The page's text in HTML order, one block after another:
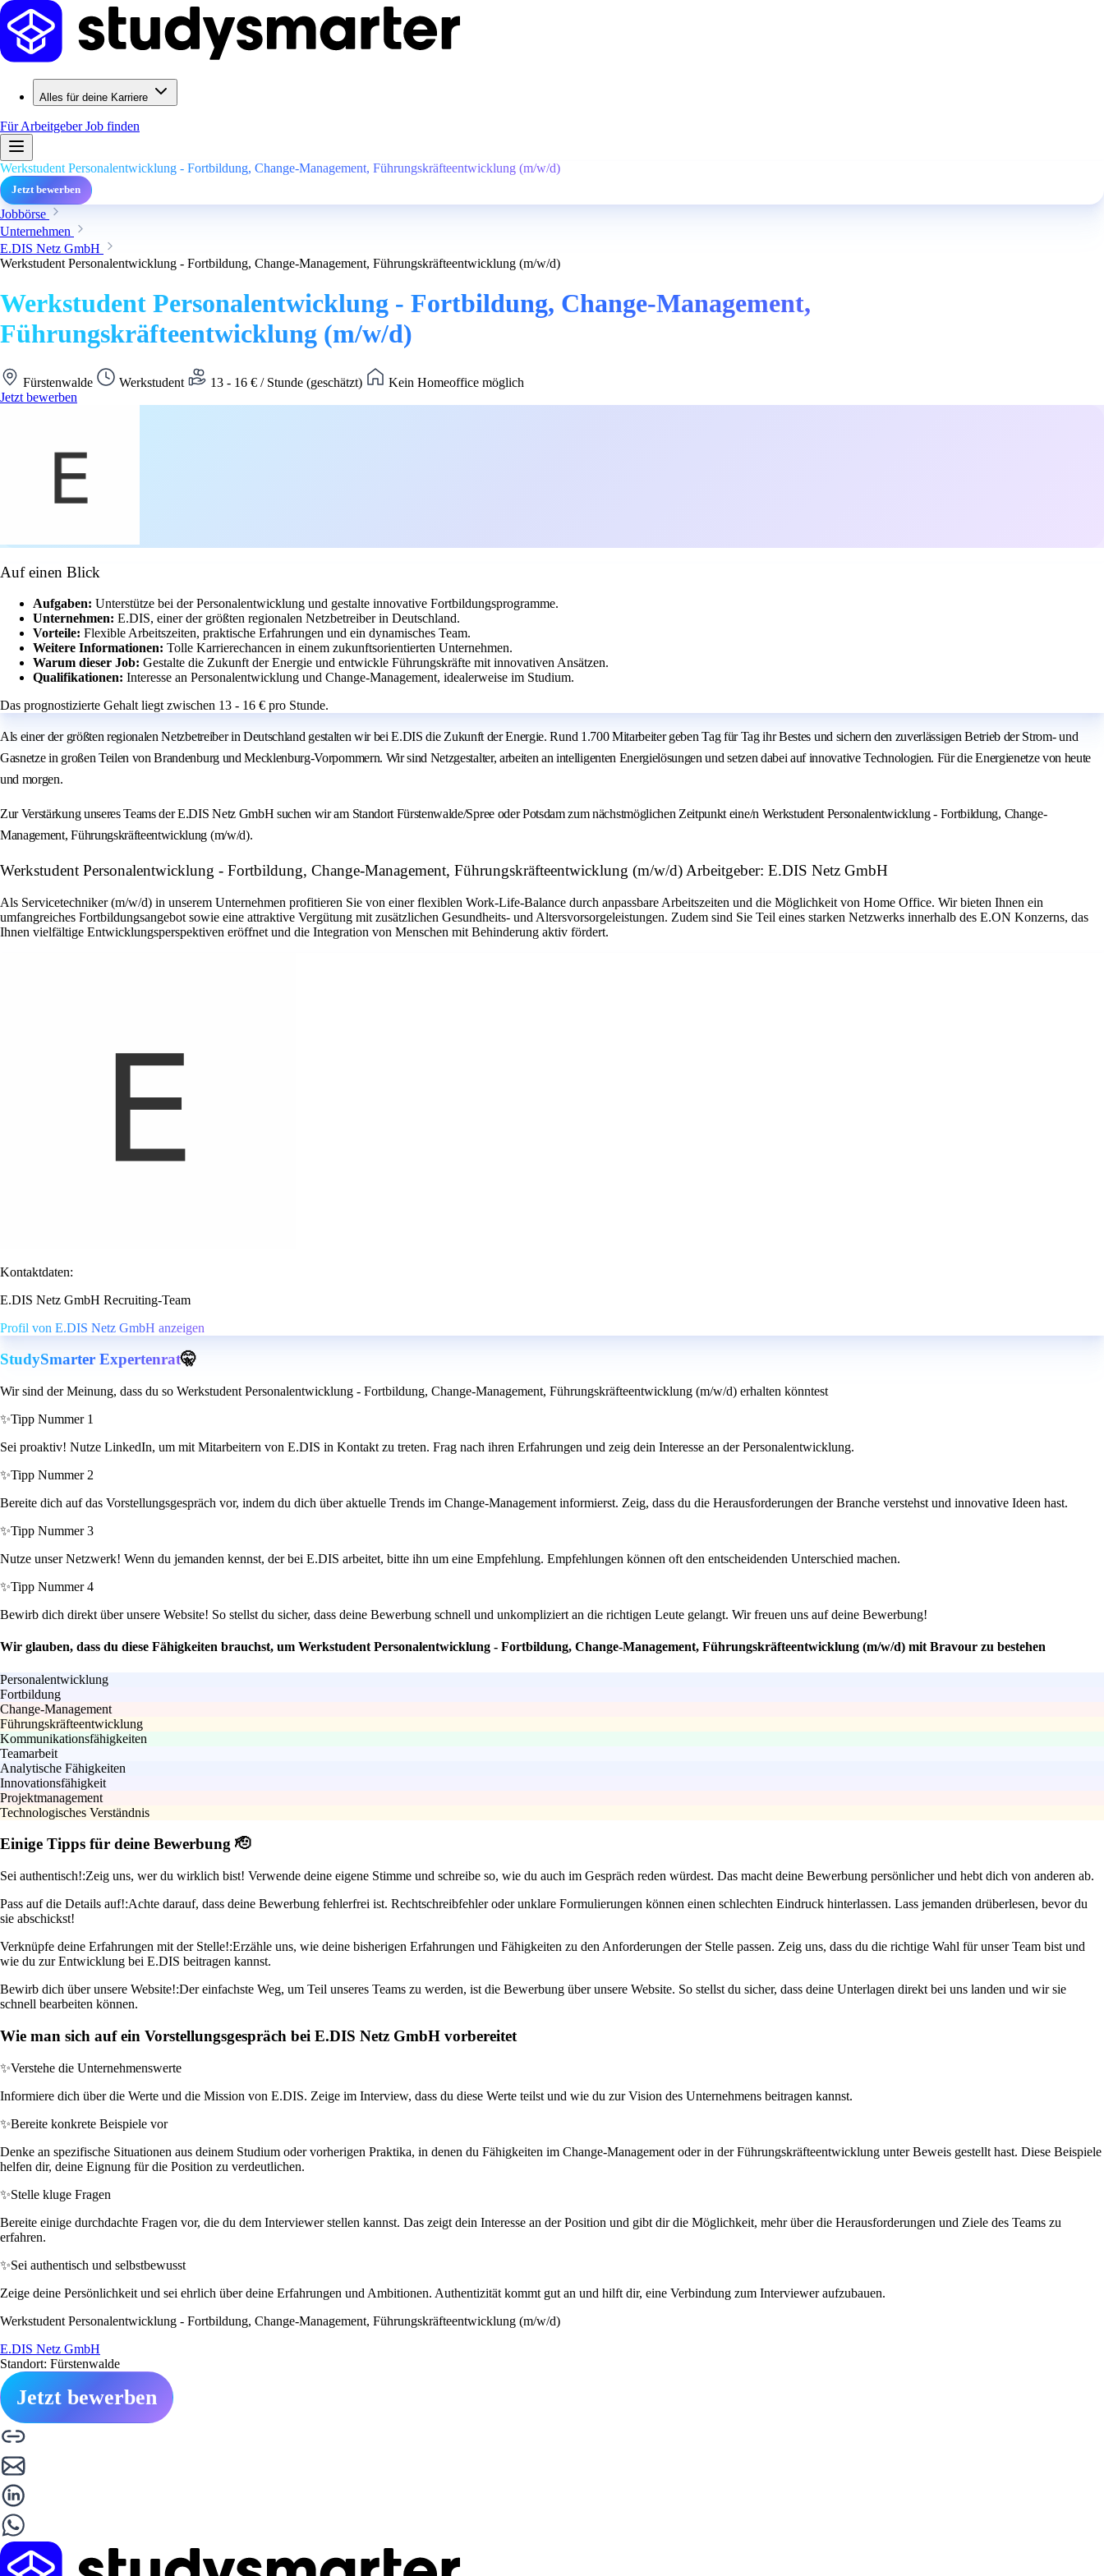
Alles für deine Karriere
Für ArbeitgeberJob finden
Werkstudent Personalentwicklung - Fortbildung, Change-Management, Führungskräfteentwicklung (m/w/d)
Jetzt bewerben
Jobbörse
Unternehmen
E.DIS Netz GmbH
Werkstudent Personalentwicklung - Fortbildung, Change-Management, Führungskräfteentwicklung (m/w/d)
Werkstudent Personalentwicklung - Fortbildung, Change-Management,
Führungskräfteentwicklung (m/w/d)
Fürstenwalde Werkstudent 13 - 16 € / Stunde (geschätzt)
Kein Homeoffice möglich
Jetzt bewerben
Auf einen Blick
Aufgaben: Unterstütze bei der Personalentwicklung und gestalte innovative Fortbildungsprogramme.
Unternehmen: E.DIS, einer der größten regionalen Netzbetreiber in Deutschland.
Vorteile: Flexible Arbeitszeiten, praktische Erfahrungen und ein dynamisches Team.
Weitere Informationen: Tolle Karrierechancen in einem zukunftsorientierten Unternehmen.
Warum dieser Job: Gestalte die Zukunft der Energie und entwickle Führungskräfte mit innovativen Ansätzen.
Qualifikationen: Interesse an Personalentwicklung und Change-Management, idealerweise im Studium.
Das prognostizierte Gehalt liegt zwischen 13 - 16 € pro Stunde.
Als einer der größten regionalen Netzbetreiber in Deutschland gestalten wir bei E.DIS die Zukunft der Energie. Rund 1.700 Mitarbeiter geben Tag für Tag ihr Bestes und sichern den zuverlässigen Betrieb der Strom- und
Gasnetze in großen Teilen von Brandenburg und Mecklenburg-Vorpommern. Wir sind Netzgestalter, arbeiten an intelligenten Energielösungen und setzen dabei auf innovative Technologien. Für die Energienetze von heute
und morgen.
Zur Verstärkung unseres Teams der E.DIS Netz GmbH suchen wir am Standort Fürstenwalde/Spree oder Potsdam zum nächstmöglichen Zeitpunkt eine/n Werkstudent Personalentwicklung - Fortbildung, Change-
Management, Führungskräfteentwicklung (m/w/d).
Werkstudent Personalentwicklung - Fortbildung, Change-Management, Führungskräfteentwicklung (m/w/d) Arbeitgeber: E.DIS Netz GmbH
Als Servicetechniker (m/w/d) in unserem Unternehmen profitieren Sie von einer flexiblen Work-Life-Balance durch anpassbare Arbeitszeiten und die Möglichkeit von Home Office. Wir bieten Ihnen ein
umfangreiches Fortbildungsangebot sowie eine attraktive Vergütung mit zusätzlichen Gesundheits- und Altersvorsorgeleistungen. Zudem sind Sie Teil eines starken Netzwerks innerhalb des E.ON Konzerns, das
Ihnen vielfältige Entwicklungsperspektiven eröffnet und die Integration von Menschen mit Behinderung aktiv fördert.
Kontaktdaten:
E.DIS Netz GmbH Recruiting-Team
Profil von E.DIS Netz GmbH anzeigen
StudySmarter Expertenrat🤫
Wir sind der Meinung, dass du so Werkstudent Personalentwicklung - Fortbildung, Change-Management, Führungskräfteentwicklung (m/w/d) erhalten könntest
✨Tipp Nummer 1
Sei proaktiv! Nutze LinkedIn, um mit Mitarbeitern von E.DIS in Kontakt zu treten. Frag nach ihren Erfahrungen und zeig dein Interesse an der Personalentwicklung.
✨Tipp Nummer 2
Bereite dich auf das Vorstellungsgespräch vor, indem du dich über aktuelle Trends im Change-Management informierst. Zeig, dass du die Herausforderungen der Branche verstehst und innovative Ideen hast.
✨Tipp Nummer 3
Nutze unser Netzwerk! Wenn du jemanden kennst, der bei E.DIS arbeitet, bitte ihn um eine Empfehlung. Empfehlungen können oft den entscheidenden Unterschied machen.
✨Tipp Nummer 4
Bewirb dich direkt über unsere Website! So stellst du sicher, dass deine Bewerbung schnell und unkompliziert an die richtigen Leute gelangt. Wir freuen uns auf deine Bewerbung!
Wir glauben, dass du diese Fähigkeiten brauchst, um Werkstudent Personalentwicklung - Fortbildung, Change-Management, Führungskräfteentwicklung (m/w/d) mit Bravour zu bestehen
Personalentwicklung
Fortbildung
Change-Management
Führungskräfteentwicklung
Kommunikationsfähigkeiten
Teamarbeit
Analytische Fähigkeiten
Innovationsfähigkeit
Projektmanagement
Technologisches Verständnis
Einige Tipps für deine Bewerbung 🫡
Sei authentisch!:Zeig uns, wer du wirklich bist! Verwende deine eigene Stimme und schreibe so, wie du auch im Gespräch reden würdest. Das macht deine Bewerbung persönlicher und hebt dich von anderen ab.
Pass auf die Details auf!:Achte darauf, dass deine Bewerbung fehlerfrei ist. Rechtschreibfehler oder unklare Formulierungen können einen schlechten Eindruck hinterlassen. Lass jemanden drüberlesen, bevor du
sie abschickst!
Verknüpfe deine Erfahrungen mit der Stelle!:Erzähle uns, wie deine bisherigen Erfahrungen und Fähigkeiten zu den Anforderungen der Stelle passen. Zeig uns, dass du die richtige Wahl für unser Team bist und
wie du zur Entwicklung bei E.DIS beitragen kannst.
Bewirb dich über unsere Website!:Der einfachste Weg, um Teil unseres Teams zu werden, ist die Bewerbung über unsere Website. So stellst du sicher, dass deine Unterlagen direkt bei uns landen und wir sie
schnell bearbeiten können.
Wie man sich auf ein Vorstellungsgespräch bei E.DIS Netz GmbH vorbereitet
✨Verstehe die Unternehmenswerte
Informiere dich über die Werte und die Mission von E.DIS. Zeige im Interview, dass du diese Werte teilst und wie du zur Vision des Unternehmens beitragen kannst.
✨Bereite konkrete Beispiele vor
Denke an spezifische Situationen aus deinem Studium oder vorherigen Praktika, in denen du Fähigkeiten im Change-Management oder in der Führungskräfteentwicklung unter Beweis gestellt hast. Diese Beispiele
helfen dir, deine Eignung für die Position zu verdeutlichen.
✨Stelle kluge Fragen
Bereite einige durchdachte Fragen vor, die du dem Interviewer stellen kannst. Das zeigt dein Interesse an der Position und gibt dir die Möglichkeit, mehr über die Herausforderungen und Ziele des Teams zu
erfahren.
✨Sei authentisch und selbstbewusst
Zeige deine Persönlichkeit und sei ehrlich über deine Erfahrungen und Ambitionen. Authentizität kommt gut an und hilft dir, eine Verbindung zum Interviewer aufzubauen.
Werkstudent Personalentwicklung - Fortbildung, Change-Management, Führungskräfteentwicklung (m/w/d)
E.DIS Netz GmbH
Standort: Fürstenwalde
Jetzt bewerben